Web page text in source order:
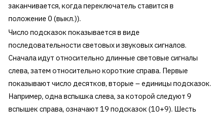
заканчивается, когда переключатель ставится в
положение 0 (выкл.)).
Число подсказок показывается в виде
последовательности световых и звуковых сигналов.
Сначала идут относительно длинные световые сигналы
слева, затем относительно короткие справа. Первые
показывают число десятков, вторые – единицы подсказок.
Например, одна вспышка слева, за которой следуют 9
вспышек справа, означают 19 подсказок (10+9). Шесть